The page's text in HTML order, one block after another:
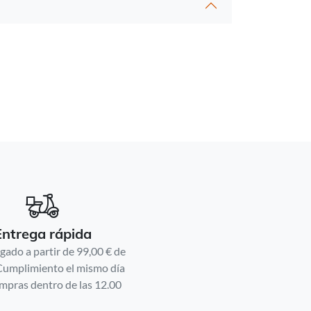
rápida
a partir de 99,00 € de
el mismo día
dentro de las 12.00